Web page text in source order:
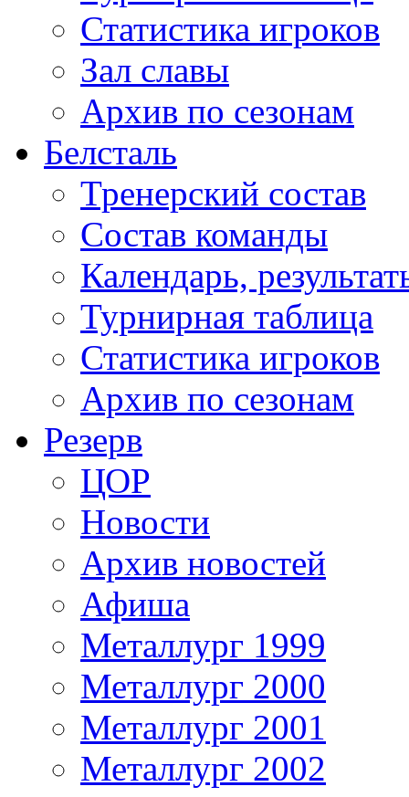
Статистика игроков
Зал славы
Архив по сезонам
Белсталь
Тренерский состав
Состав команды
Календарь,
Турнирная таблица
Статистика игроков
Архив по сезонам
Резерв
ЦОР
Новости
Архив новостей
Афиша
Металлург 1999
Металлург 2000
Металлург 2001
Металлург 2002